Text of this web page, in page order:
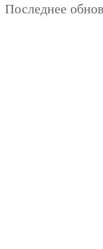
Последнее